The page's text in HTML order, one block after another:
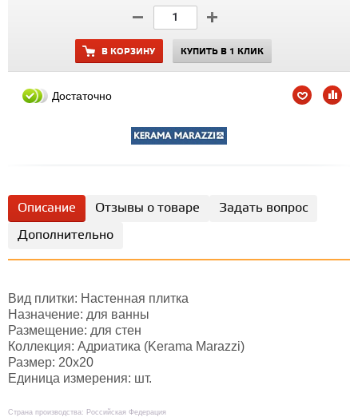
В КОРЗИНУ КУПИТЬ В 1 КЛИК
Достаточно
Описание Отзывы о товаре
Задать вопрос
Дополнительно
Вид плитки: Настенная плитка
Назначение: для ванны
Размещение: для стен
Коллекция: Адриатика (Kerama Marazzi)
Размер: 20х20
Единица измерения: шт.
Страна производства: Российская Федерация